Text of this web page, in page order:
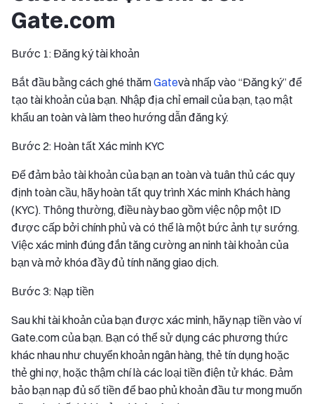
Gate.com
Bước 1: Đăng ký tài khoản
Bắt đầu bằng cách ghé thămGatevà nhấp vào “Đăng ký” để
tạo tài khoản của bạn. Nhập địa chỉ email của bạn, tạo mật
khẩu an toàn và làm theo hướng dẫn đăng ký.
Bước 2: Hoàn tất Xác minh KYC
Để đảm bảo tài khoản của bạn an toàn và tuân thủ các quy
định toàn cầu, hãy hoàn tất quy trình Xác minh Khách hàng
(KYC). Thông thường, điều này bao gồm việc nộp một ID
được cấp bởi chính phủ và có thể là một bức ảnh tự sướng.
Việc xác minh đúng đắn tăng cường an ninh tài khoản của
bạn và mở khóa đầy đủ tính năng giao dịch.
Bước 3: Nạp tiền
Sau khi tài khoản của bạn được xác minh, hãy nạp tiền vào ví
Gate.com của bạn. Bạn có thể sử dụng các phương thức
khác nhau như chuyển khoản ngân hàng, thẻ tín dụng hoặc
thẻ ghi nợ, hoặc thậm chí là các loại tiền điện tử khác. Đảm
bảo bạn nạp đủ số tiền để bao phủ khoản đầu tư mong muốn